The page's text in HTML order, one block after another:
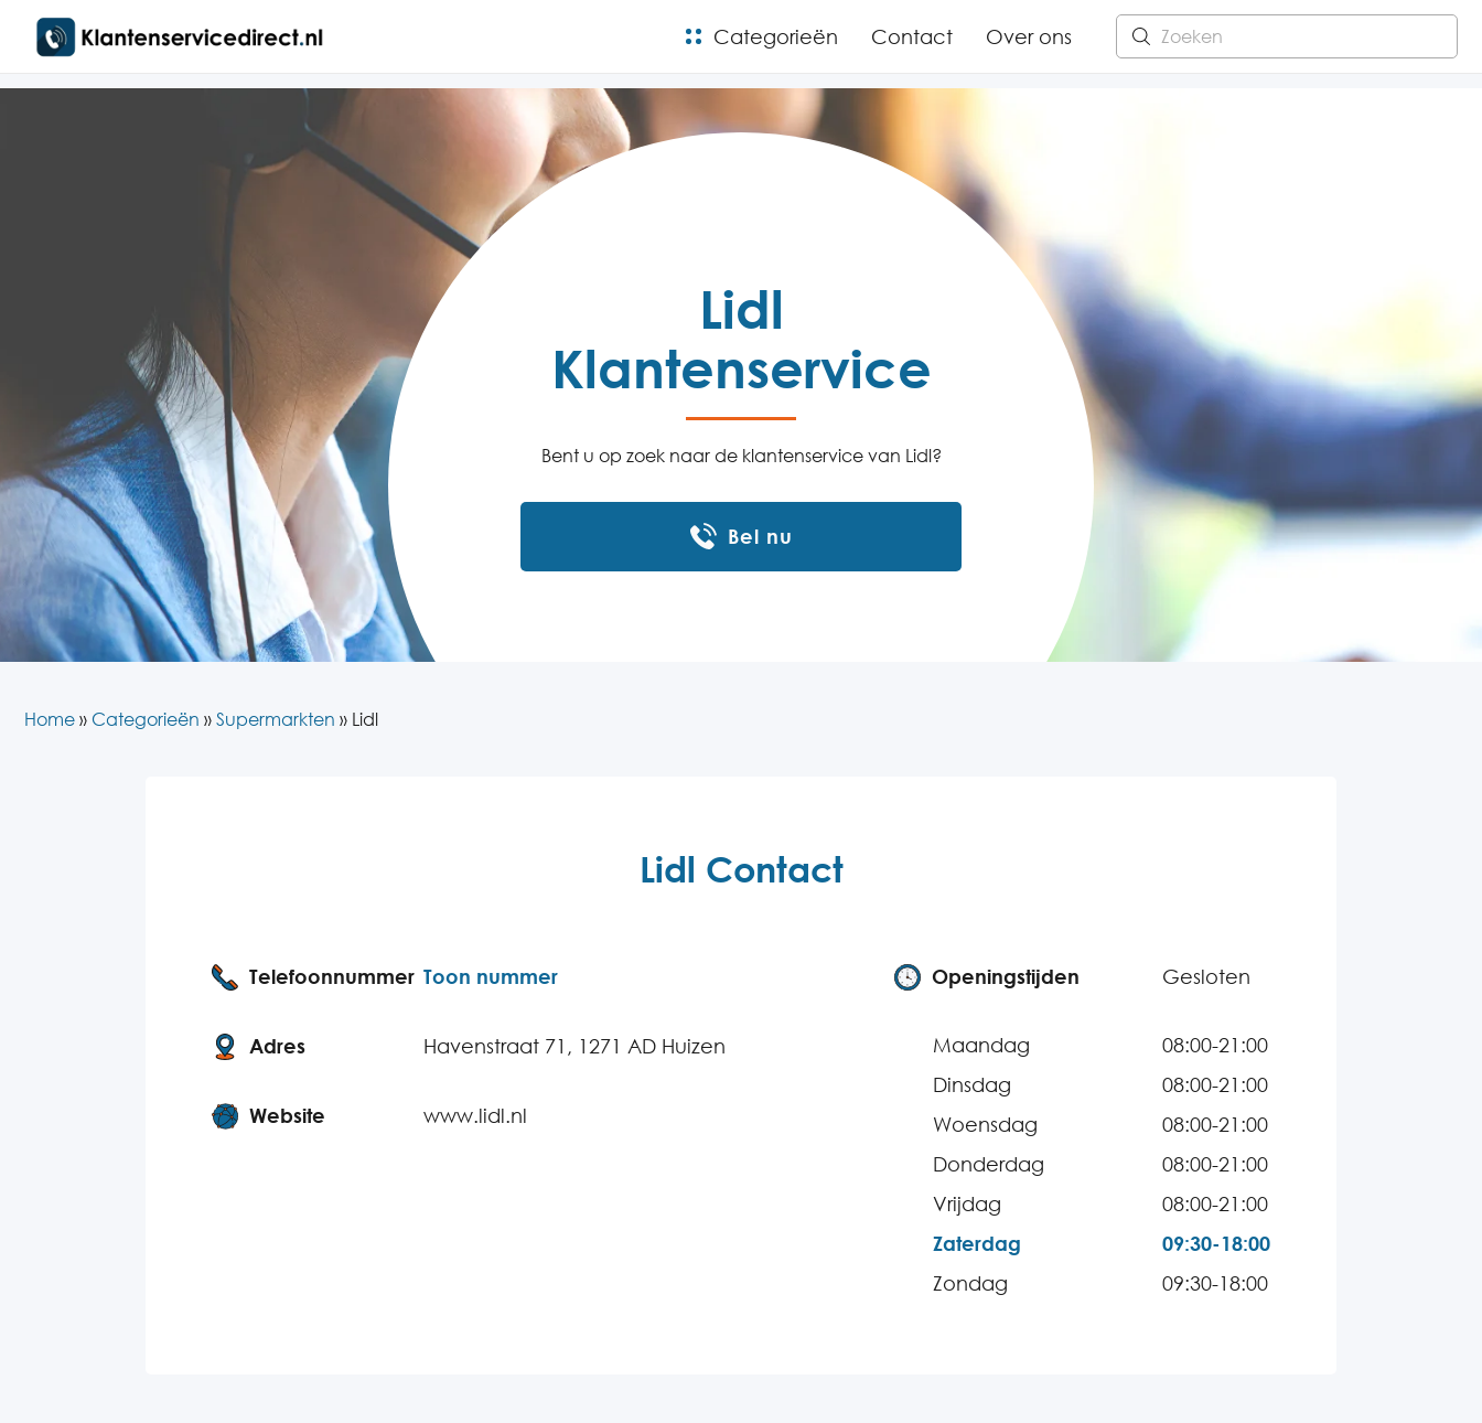
Categorieën Contact Over ons
Lidl
Klantenservice
Bent u op zoek naar de klantenservice van Lidl?
Bel nu
Home » Categorieën » Supermarkten » Lidl
Lidl Contact
Telefoonnummer Toon nummer
Adres Havenstraat 71, 1271 AD Huizen
Website www.lidl.nl
Openingstijden Gesloten
Maandag
08:00-21:00
Dinsdag
08:00-21:00
Woensdag
08:00-21:00
Donderdag
08:00-21:00
Vrijdag
08:00-21:00
Zaterdag
09:30-18:00
Zondag
09:30-18:00